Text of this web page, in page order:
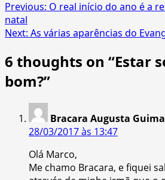
Post
navigation
Previous: O real início do ano é a
natal
Next: As várias aparências do
6 thoughts on “Estar
bom?”
Bracara Augusta
28/03/2017 às 13:47
Olá Marco,
Me chamo Bracara, e fiquei